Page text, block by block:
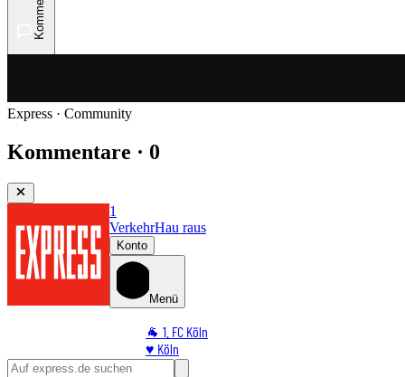
Express · Community
Kommentare · 0
1
VerkehrHau raus
Konto
Menü
🐐 1. FC Köln
♥️ Köln
⭐ Promi